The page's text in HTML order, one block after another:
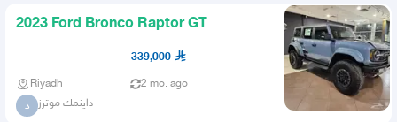
2023 Ford Bronco Raptor GT
339,000
Riyadh 2 mo. ago
د داينمك موترز